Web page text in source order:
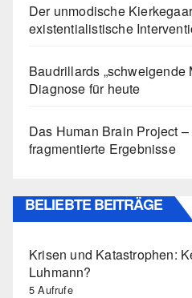
Der unmodische
existentialistische
Baudrillards „schweigende
Diagnose für heute
Das Human Brain Project
fragmentierte Ergebnisse
BELIEBTE BEITRÄGE
Krisen und Katastrophen:
Luhmann?
5 Aufrufe